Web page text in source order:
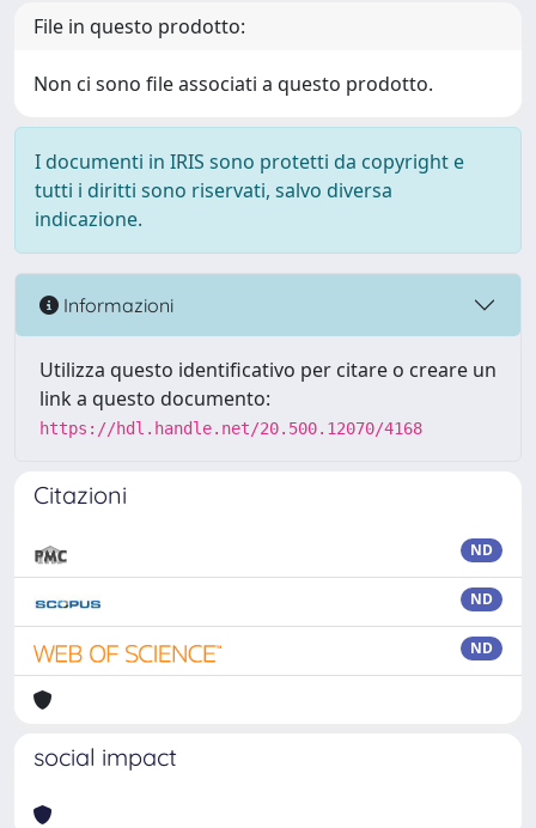
File in questo prodotto:
Non ci sono file associati a questo prodotto.
I documenti in IRIS sono protetti da copyright e
tutti i diritti sono riservati, salvo diversa
indicazione.
Informazioni
Utilizza questo identificativo per citare o creare un
link a questo documento:
https://hdl.handle.net/20.500.12070/4168
Citazioni
ND
ND
ND
social impact